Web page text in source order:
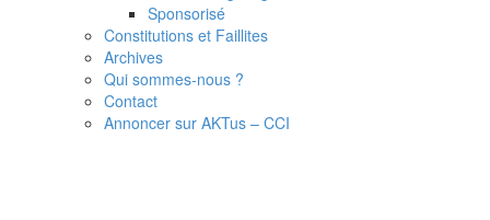
Sponsorisé
Constitutions et Faillites
Archives
Qui sommes-nous ?
Contact
Annoncer sur AKTus – CCI